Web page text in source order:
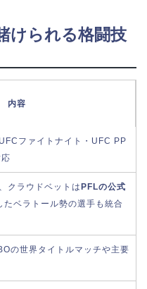
けられる格闘技
内容
ファイトナイト・UFC PP
クラウドベットはPFLの公式
たベラトール勢の選手も統合
の世界タイトルマッチや主要